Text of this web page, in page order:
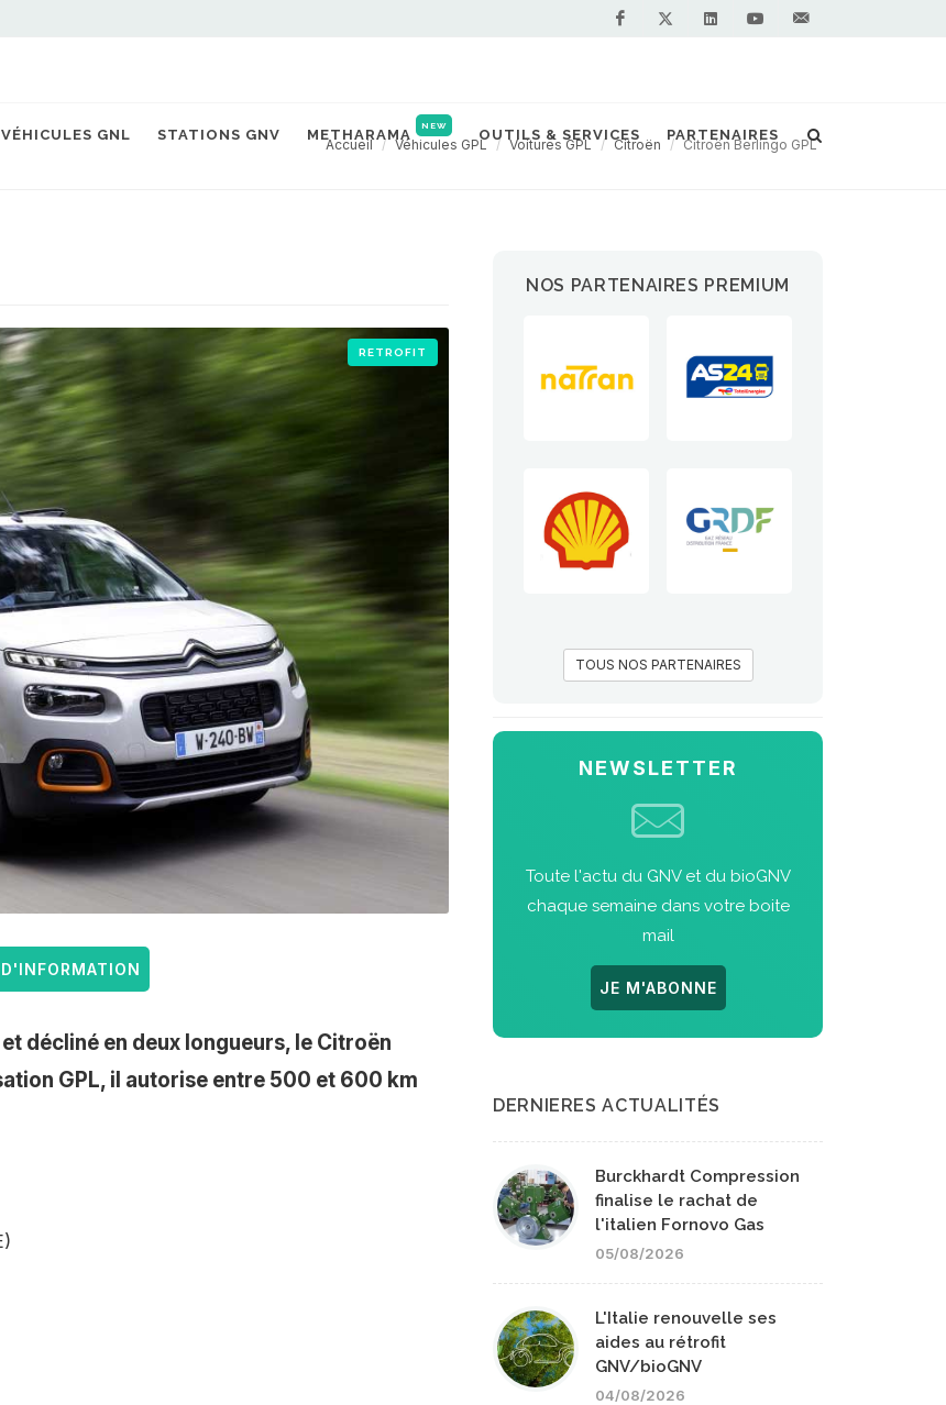
VÉHICULES GNL STATIONS GNV METHARAMA
NEW
OUTILS & SERVICES PARTENAIRES
Accueil Véhicules GPL Voitures GPL Citroën Citroën Berlingo GPL
RETROFIT
décliné en deux longueurs, le Citroën
GPL, il autorise entre 500 et 600 km
NOS PARTENAIRES PREMIUM
TOUS NOS PARTENAIRES
NEWSLETTER
Toute l'actu du GNV et du bioGNV
chaque semaine dans votre boite
mail
JE M'ABONNE
DERNIERES ACTUALITÉS
Burckhardt Compression
finalise le rachat de
l'italien Fornovo Gas
05/08/2026
L'Italie renouvelle ses
aides au rétrofit
GNV/bioGNV
04/08/2026